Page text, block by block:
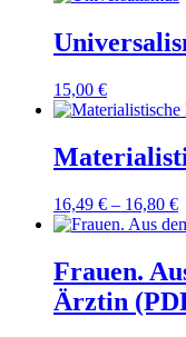
15,00 €
16,49 € – 16,80 €
Frauen.
Ärztin